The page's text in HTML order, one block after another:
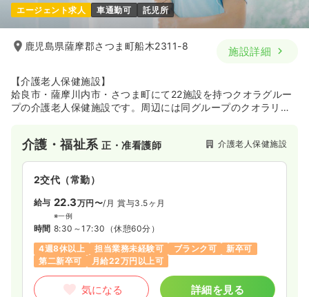
給与 時給1,200円〜
時間 9:00～16:00（休憩60分）
日祝休み
時給1,200円以上可
気になる
日勤のみ（常勤） 一時募集休止
給与 16.6〜29.5
※一例
時間 8:30～17:30 （休憩60分）
月給29万円以上可
気になる 詳細を見る
エージェント求人 車通勤可 託児所
鹿児島県薩摩郡さつま町船木2311-8 施設詳細
【介護老人保健施設】
姶良市・薩摩川内市・さつま町にて22施設を持つクオラグルー
プの介護老人保健施設です。周辺には同グループのクオラリハ
介護・福祉系正・准看護師 介護老人保健施設
2交代（常勤）
給与 22.3万円〜/月 賞与3.5ヶ月
※一例
時間 8:30～17:30 （休憩60分）
4週8休以上
担当業務未経験可 ブランク可
新卒可
第二新卒可
月給22万円以上可
気になる 詳細を見る